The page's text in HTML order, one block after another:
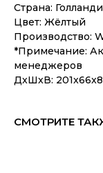
Страна:
Цвет: Жёлтый
Производство:
*Примечание:
менеджеров
ДxШxВ:
СМОТРИТЕ